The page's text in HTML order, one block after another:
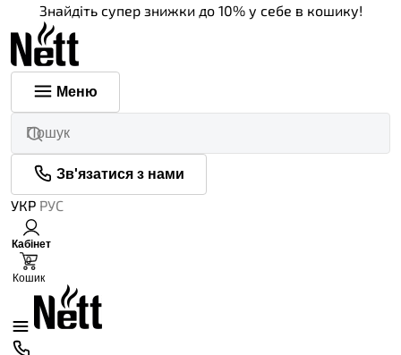
Знайдіть супер знижки до 10% у себе в кошику!
Меню
Зв'язатися з нами
УКР РУС
Кабінет
0
Кошик